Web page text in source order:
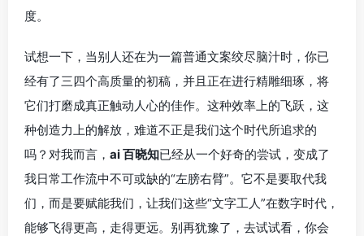
度。
试想一下，当别人还在为一篇普通文案绞尽脑汁时，你已
经有了三四个高质量的初稿，并且正在进行精雕细琢，将
它们打磨成真正触动人心的佳作。这种效率上的飞跃，这
种创造力上的解放，难道不正是我们这个时代所追求的
吗？对我而言， ai 百晓知已经从一个好奇的尝试，变成了
我日常工作流中不可或缺的“左膀右臂”。它不是要取代我
们，而是要赋能我们，让我们这些“文字工人”在数字时代，
能够飞得更高，走得更远。别再犹豫了，去试试看，你会